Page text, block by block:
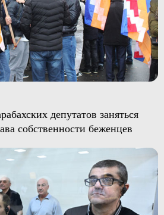
депутатов заняться
собственности беженцев